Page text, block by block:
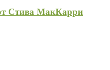
Стива МакКарри